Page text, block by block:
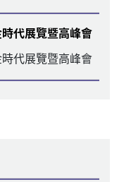
代展覽暨高峰會
代展覽暨高峰會